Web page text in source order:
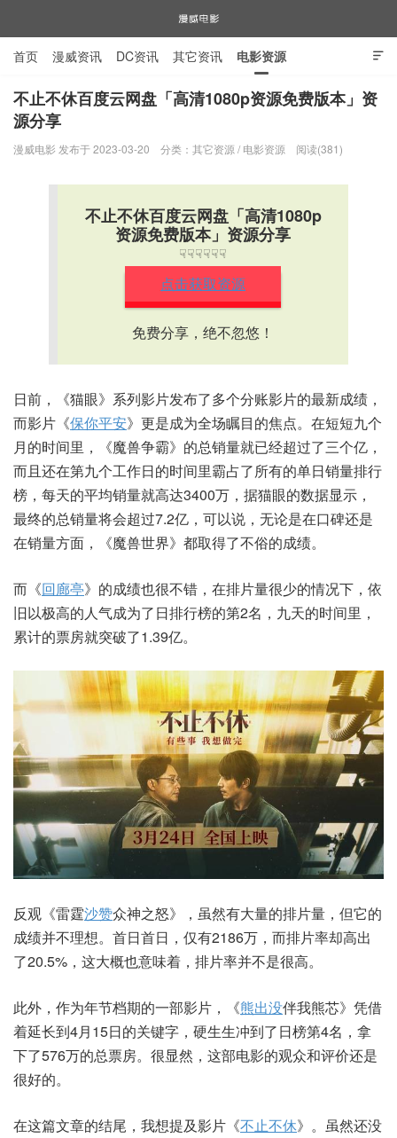
漫威电影

首页 漫威资讯 DC资讯 其它资讯 电影资源
电视剧资源 漫威图片
不止不休百度云网盘「高清1080p资源免费版本」资
源分享
漫威电影 发布于 2023-03-20 分类： 其它资源 / 电影资源 阅读(381)
不止不休百度云网盘「高清1080p
资源免费版本」资源分享
☟☟☟☟☟☟
点击获取资源
免费分享，绝不忽悠！
日前，《猫眼》系列影片发布了多个分账影片的最新成绩，
而影片《保你平安》更是成为全场瞩目的焦点。在短短九个
月的时间里，《魔兽争霸》的总销量就已经超过了三个亿，
而且还在第九个工作日的时间里霸占了所有的单日销量排行
榜，每天的平均销量就高达3400万，据猫眼的数据显示，
最终的总销量将会超过7.2亿，可以说，无论是在口碑还是
在销量方面，《魔兽世界》都取得了不俗的成绩。
而《回廊亭》的成绩也很不错，在排片量很少的情况下，依
旧以极高的人气成为了日排行榜的第2名，九天的时间里，
累计的票房就突破了1.39亿。
反观《雷霆沙赞众神之怒》，虽然有大量的排片量，但它的
成绩并不理想。首日首日，仅有2186万，而排片率却高出
了20.5%，这大概也意味着，排片率并不是很高。
此外，作为年节档期的一部影片，《熊出没伴我熊芯》凭借
着延长到4月15日的关键字，硬生生冲到了日榜第4名，拿
下了576万的总票房。很显然，这部电影的观众和评价还是
很好的。
在这篇文章的结尾，我想提及影片《不止不休》。虽然还没